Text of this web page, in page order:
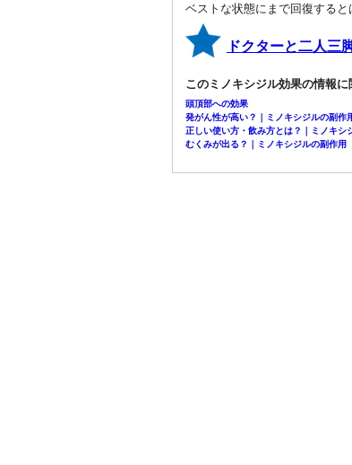
ベストな状態にまで回復する
ドクターと二人三
このミノキシジル効果の情報
頭頂部への効果
発がん性が高い？｜ミノキシジルの副作
正しい使い方・飲み方とは？｜ミノキシ
むくみが出る？｜ミノキシジルの副作用